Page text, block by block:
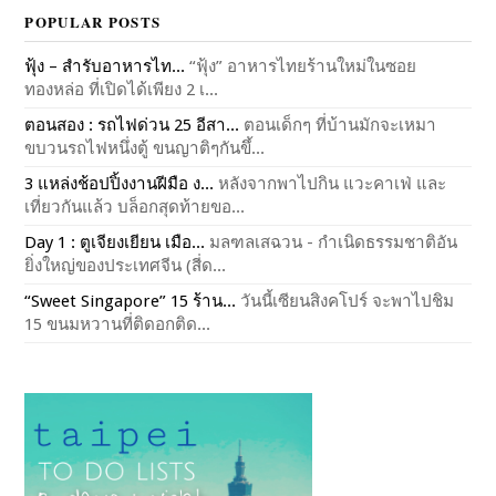
POPULAR POSTS
ฟุ้ง – สำรับอาหารไท... “ฟุ้ง” อาหารไทยร้านใหม่ในซอย
ทองหล่อ ที่เปิดได้เพียง 2 เ...
ตอนสอง : รถไฟด่วน 25 อีสา... ตอนเด็กๆ ที่บ้านมักจะเหมา
ขบวนรถไฟหนึ่งตู้ ขนญาติๆกันขึ้...
3 แหล่งช้อปปิ้งงานฝีมือ ง... หลังจากพาไปกิน แวะคาเฟ่ และ
เที่ยวกันแล้ว บล็อกสุดท้ายขอ...
Day 1 : ตูเจียงเยียน เมือ... มลฑลเสฉวน - กำเนิดธรรมชาติอัน
ยิ่งใหญ่ของประเทศจีน (สี่ด...
“Sweet Singapore” 15 ร้าน... วันนี้เซียนสิงคโปร์ จะพาไปชิม
15 ขนมหวานที่ติดอกติด...